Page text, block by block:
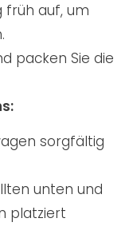
früh auf, um
packen Sie die
sorgfältig
unten und
platziert